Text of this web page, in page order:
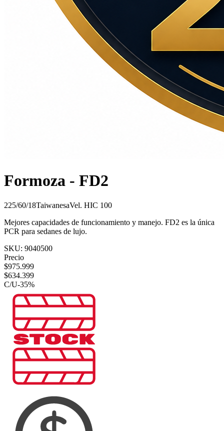
Formoza - FD2
225/60/18TaiwanesaVel. HIC 100
Mejores capacidades de funcionamiento y manejo. FD2 es la única
PCR para sedanes de lujo.
SKU: 9040500
Precio
$975.999
$634.399
C/U-35%